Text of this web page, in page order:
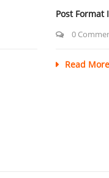
Post Format
0
Read More